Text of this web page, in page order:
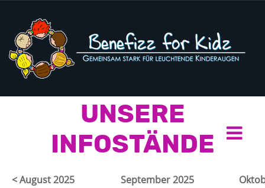
UNSERE
INFOSTÄNDE
< August 2025 September 2025